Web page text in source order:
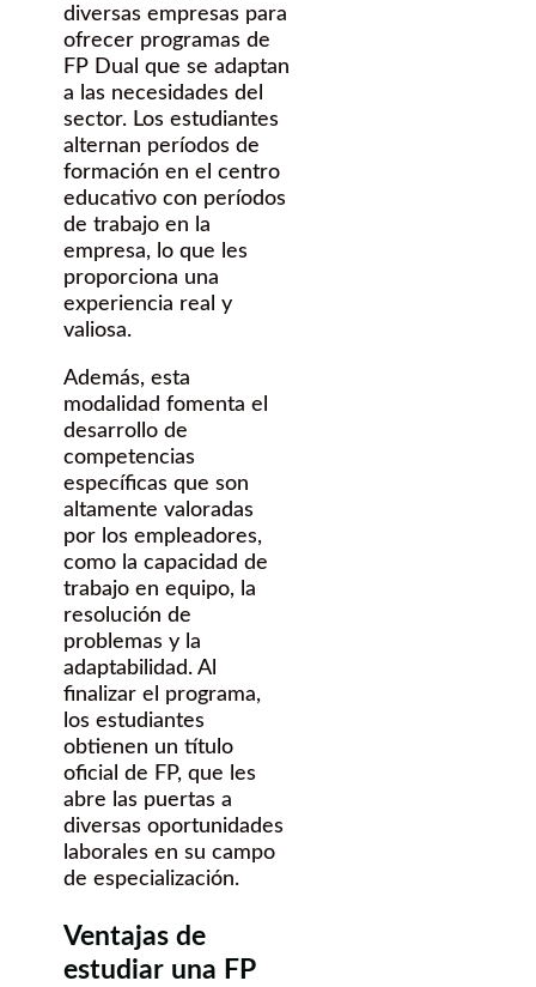
diversas empresas para
ofrecer programas de
FP Dual que se adaptan
a las necesidades del
sector. Los estudiantes
alternan períodos de
formación en el centro
educativo con períodos
de trabajo en la
empresa, lo que les
proporciona una
experiencia real y
valiosa.
Además, esta
modalidad fomenta el
desarrollo de
competencias
específicas que son
altamente valoradas
por los empleadores,
como la capacidad de
trabajo en equipo, la
resolución de
problemas y la
adaptabilidad. Al
finalizar el programa,
los estudiantes
obtienen un título
oficial de FP, que les
abre las puertas a
diversas oportunidades
laborales en su campo
de especialización.
Ventajas de
estudiar una FP